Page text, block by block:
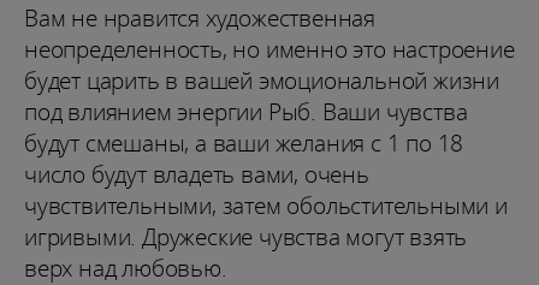
Вам не нравится художественная
неопределенность, но именно это настроение
будет царить в вашей эмоциональной жизни
под влиянием энергии Рыб. Ваши чувства
будут смешаны, а ваши желания с 1 по 18
число будут владеть вами, очень
чувствительными, затем обольстительными и
игривыми. Дружеские чувства могут взять
верх над любовью.